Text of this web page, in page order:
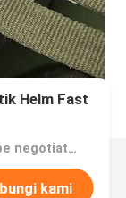
Helm Fast
Harga：To be negotiated
kami